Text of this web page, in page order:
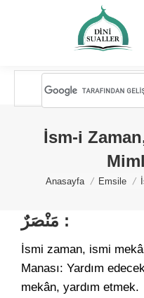
İsm-i
You are here:
Anasayfa Emsile
مَنْصَرٌ :
İsmi zaman, ismi
Manası: Yardım
mekân, yardım etmek.